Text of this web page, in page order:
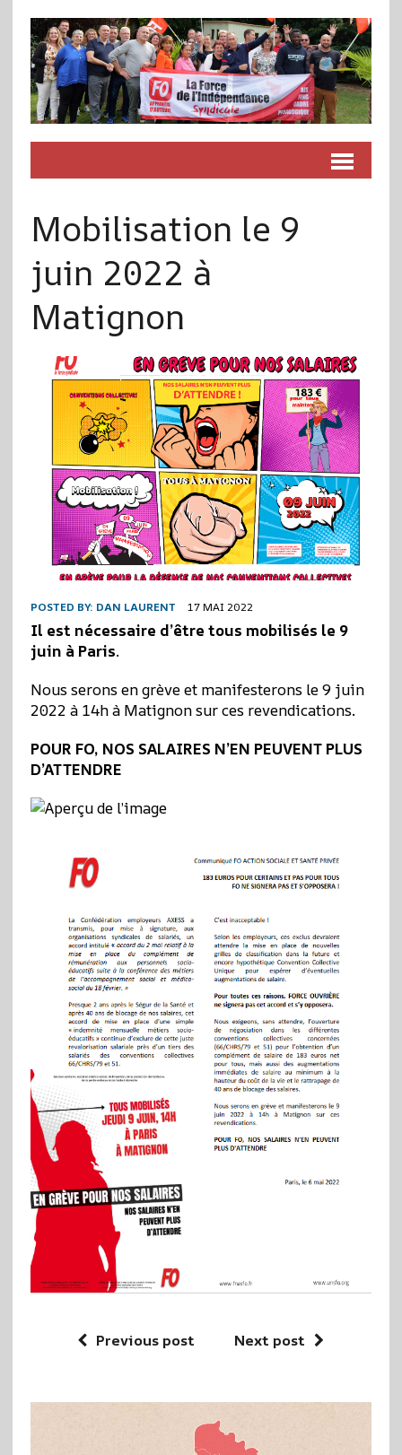
Mobilisation le 9
juin 2022 à
Matignon
POSTED BY: DAN LAURENT 17 MAI 2022
Il est nécessaire d’être tous mobilisés le 9
juin à Paris.
Nous serons en grève et manifesterons le 9 juin
2022 à 14h à Matignon sur ces revendications.
POUR FO, NOS SALAIRES N’EN PEUVENT PLUS
D’ATTENDRE
Previous post Next post